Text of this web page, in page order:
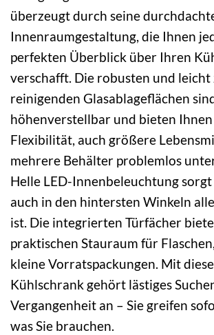
überzeugt durch seine
Innenraumgestaltung, die Ihnen
perfekten Überblick über Ihren
verschafft. Die robusten und leicht
reinigenden Glasablageflächen
höhenverstellbar und bieten
Flexibilität, auch größere
mehrere Behälter problemlos
Helle LED-Innenbeleuchtung sorgt
auch in den hintersten Winkeln
ist. Die integrierten Türfächer
praktischen Stauraum für
kleine Vorratspackungen. Mit
Kühlschrank gehört lästiges
Vergangenheit an – Sie greifen
was Sie brauchen.